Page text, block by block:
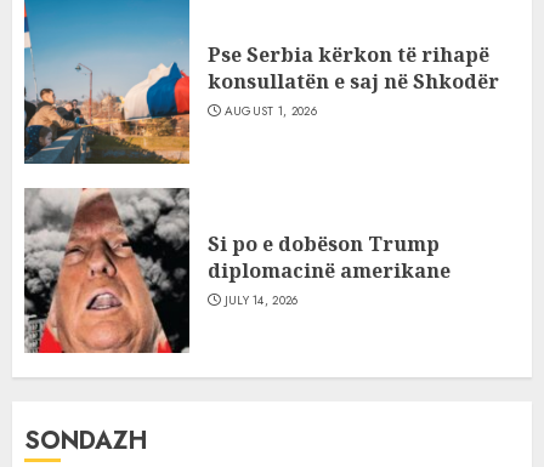
Pse Serbia kërkon të rihapë
konsullatën e saj në Shkodër
AUGUST 1, 2026
Si po e dobëson Trump
diplomacinë amerikane
JULY 14, 2026
SONDAZH